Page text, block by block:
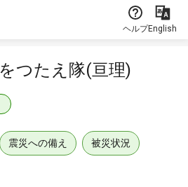
ヘルプEnglish
つたえ隊(亘理)
震災への備え 被災状況